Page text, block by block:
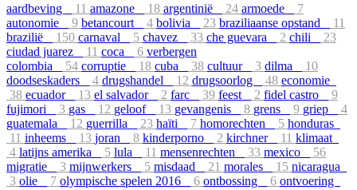
aardbeving 11 amazone 18 argentinië 24 armoede
7
autonomie
9 betancourt 4 bolivia 23 braziliaanse opstand
11
brazilië
150 carnaval 5 chavez 33 che guevara 2 chili
23
ciudad juarez
11 coca 6 verbergen
colombia
54 corruptie 18 cuba 38 cultuur 3 dilma
10
doodseskaders
4 drugshandel 12 drugsoorlog 48 economie
38 ecuador 13 el salvador 2 farc 39 feest 2 fidel castro
9
fujimori
3 gas 12 geloof 13 gevangenis 8 grens 9 griep
4
guatemala
12 guerrilla 23 haïti 7 homorechten 5 honduras
11 inheems 13 joran 8 kinderporno 2 kirchner 11 klimaat
4 latijns amerika 5 lula 11 mensenrechten 33 mexico
56
migratie
3 mijnwerkers 5 misdaad 21 morales 15 nicaragua
3 olie 7 olympische spelen 2016 6 ontbossing 6 ontvoering